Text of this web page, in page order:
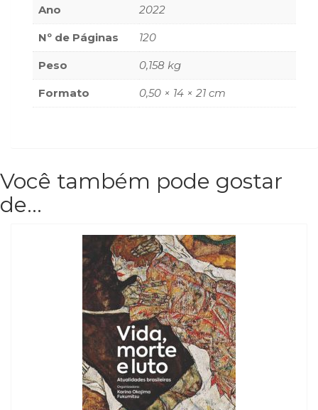
Prática
(32)
Ano 2022
Nº de Páginas 120
Peso 0,158 kg
Formato 0,50 × 14 × 21 cm
Você também pode gostar
de…